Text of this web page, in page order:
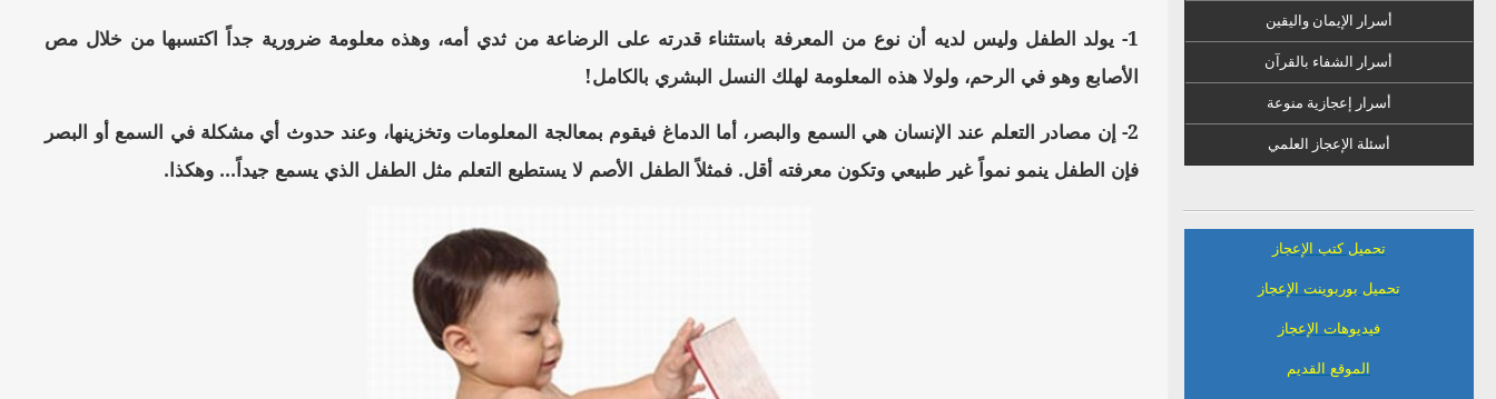
1- يولد الطفل وليس لديه أن نوع من المعرفة باستثناء قدرته على الرضاعة من ثدي أمه، وهذه معلومة ضرورية جداً اكتسبها من خلال مص
الأصابع وهو في الرحم، ولولا هذه المعلومة لهلك النسل البشري بالكامل!
2- إن مصادر التعلم عند الإنسان هي السمع والبصر، أما الدماغ فيقوم بمعالجة المعلومات وتخزينها، وعند حدوث أي مشكلة في السمع أو البصر
فإن الطفل ينمو نمواً غير طبيعي وتكون معرفته أقل. فمثلاً الطفل الأصم لا يستطيع التعلم مثل الطفل الذي يسمع جيداً... وهكذا.
أسرار الإيمان واليقين
أسرار الشفاء بالقرآن
أسرار إعجازية منوعة
أسئلة الإعجاز العلمي
تحميل كتب الإعجاز
تحميل بوربوينت الإعجاز
فيديوهات الإعجاز
الموقع القديم